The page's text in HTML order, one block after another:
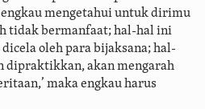
mengetahui untuk dirimu
tidak bermanfaat; hal-hal ini
oleh para bijaksana; hal-
dipraktikkan, akan mengarah
maka engkau harus